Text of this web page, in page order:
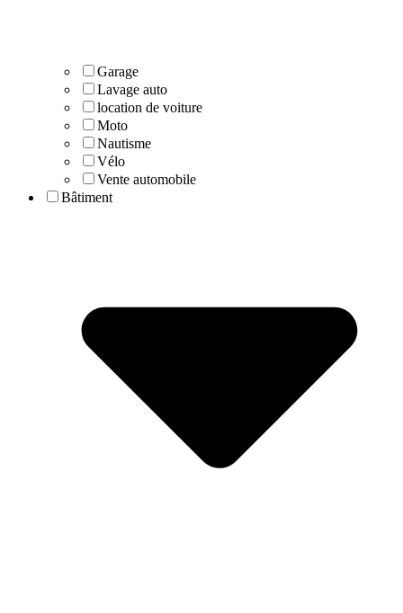
Garage
Lavage auto
location de voiture
Moto
Nautisme
Vélo
Vente automobile
Bâtiment